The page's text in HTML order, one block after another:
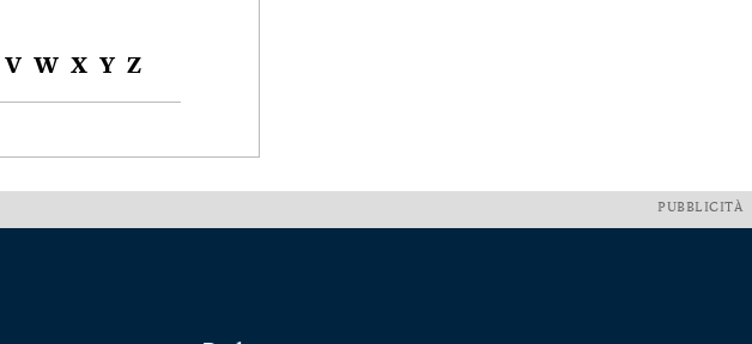
V W X Y Z
PUBBLICITÀ